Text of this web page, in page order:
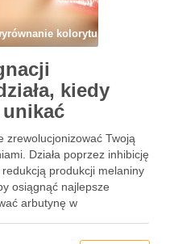
kolorytu
kiedy
zrewolucjonizować Twoją
Działa poprzez inhibicję
produkcji melaniny
osiągnąć najlepsze
arbutynę w